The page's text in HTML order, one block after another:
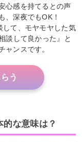
心感を持てるとの声
、深夜でもOK！
して、モヤモヤした気
談して良かった』と
ャンスです。
う
な意味は？